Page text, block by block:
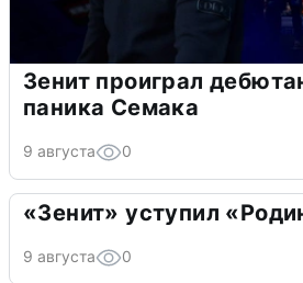
Зенит проиграл
паника Семака
9 августа 0
«Зенит» уступил
9 августа 0